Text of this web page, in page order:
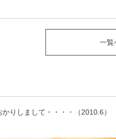
一覧
りしまして・・・・（2010.6）